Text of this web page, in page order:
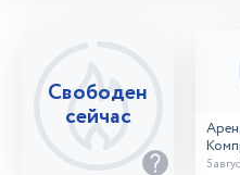
Свободен
сейчас
5